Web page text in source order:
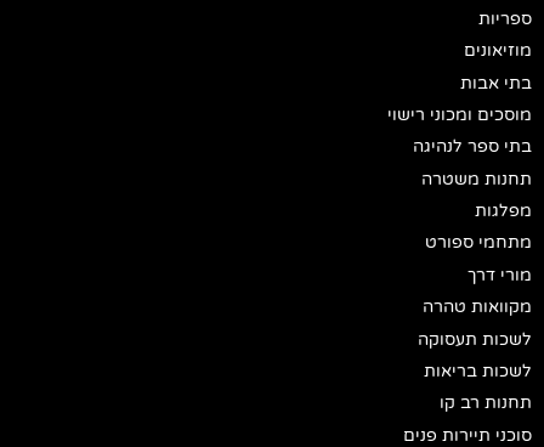
ספריות
מוזיאונים
בתי אבות
מוסכים ומכוני רישוי
בתי ספר לנהיגה
תחנות משטרה
מפלגות
מתחמי ספורט
מורי דרך
מקוואות טהרה
לשכות תעסוקה
לשכות בריאות
תחנות רב קו
סוכני תיירות פנים